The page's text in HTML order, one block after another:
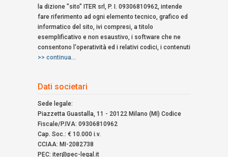
la dizione "sito" ITER srl, P. I. 09306810962, intende
fare riferimento ad ogni elemento tecnico, grafico ed
informatico del sito, ivi compresi, a titolo
esemplificativo e non esaustivo, i software che ne
consentono l'operatività ed i relativi codici, i contenuti
>> continua...
Dati societari
Sede legale:
Piazzetta Guastalla, 11 - 20122 Milano (MI) Codice
Fiscale/P.IVA: 09306810962
Cap. Soc.: € 10.000 i.v.
CCIAA: MI-2082738
PEC: iter@pec-legal.it